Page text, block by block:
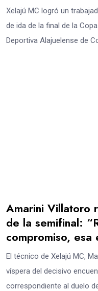
Xelajú MC logró un
de ida de la final de la
Deportiva Alajuelense de
Amarini Villatoro
de la semifinal:
compromiso, esa
El técnico de Xelajú MC,
víspera del decisivo
correspondiente al duelo